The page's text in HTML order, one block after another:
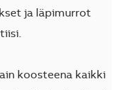
ja läpimurrot
koosteena kaikki